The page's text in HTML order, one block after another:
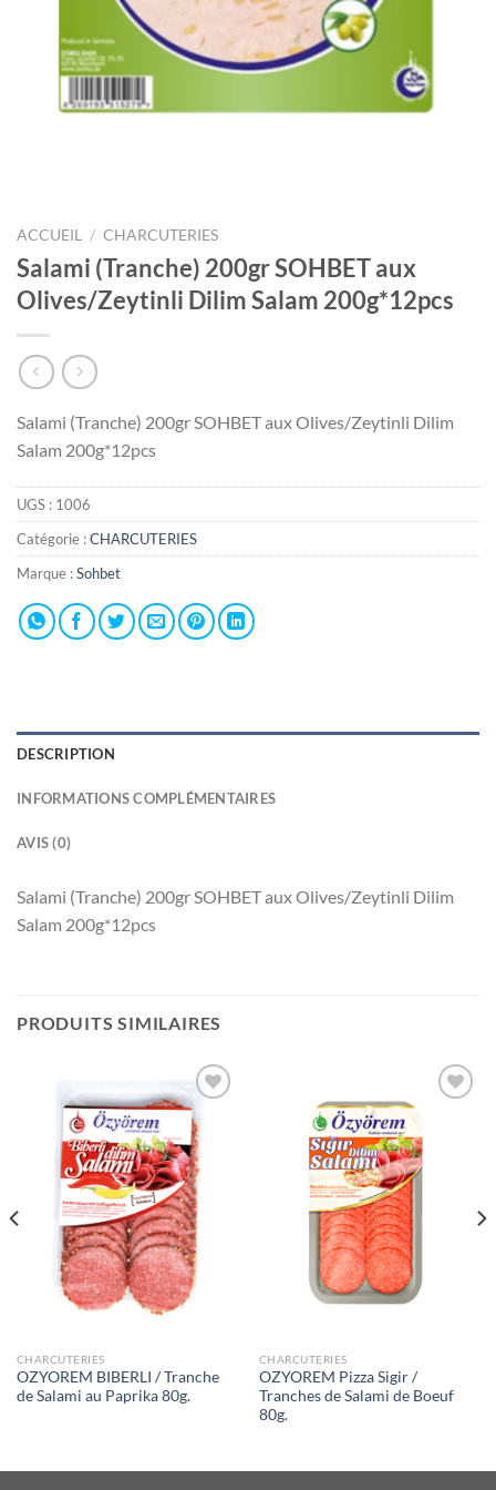
ACCUEIL / CHARCUTERIES
Salami (Tranche) 200gr SOHBET aux
Olives/Zeytinli Dilim Salam 200g*12pcs
Salami (Tranche) 200gr SOHBET aux Olives/Zeytinli Dilim
Salam 200g*12pcs
UGS : 1006
Catégorie :CHARCUTERIES
Marque :Sohbet
DESCRIPTION
INFORMATIONS COMPLÉMENTAIRES
AVIS (0)
Salami (Tranche) 200gr SOHBET aux Olives/Zeytinli Dilim
Salam 200g*12pcs
PRODUITS SIMILAIRES
Ajouter
à la liste
de
souhaits
CHARCUTERIES
OZYOREM BIBERLI / Tranche
de Salami au Paprika 80g.
souhaits
CHARCUTERIES
OZYOREM Pizza Sigir /
Tranches de Salami de Boeuf
80g.